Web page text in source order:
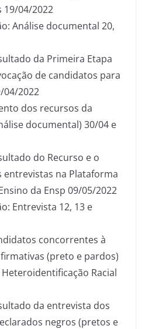
19/04/2022
Análise documental 20,
da Primeira Etapa
de candidatos para
04/2022
dos recursos da
documental) 30/04 e
do Recurso e o
entrevistas na Plataforma
da Ensp 09/05/2022
Entrevista 12, 13 e
concorrentes à
(preto e pardos)
Racial
da entrevista dos
negros (pretos e